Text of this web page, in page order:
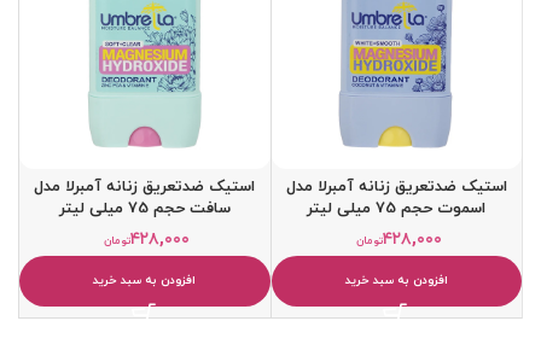
استيک ضدتعریق زنانه آمبرلا مدل
اسموت حجم 75 میلی لیتر
تومان۴۲۸,۰۰۰
افزودن به سبد خرید
استيک ضدتعریق زنانه آمبرلا مدل
سافت حجم 75 میلی لیتر
تومان۴۲۸,۰۰۰
افزودن به سبد خرید